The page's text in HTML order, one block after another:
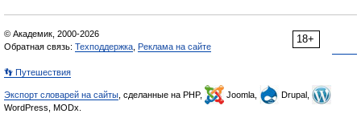
18+
© Академик, 2000-2026
Обратная связь: Техподдержка Реклама на сайте
👣 Путешествия
Экспорт словарей на сайты , сделанные на PHP, Joomla,
Drupal,
WordPress, MODx.